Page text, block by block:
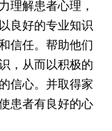
理解患者心理，
良好的专业知识
信任。帮助他们
，从而以积极的
信心。并取得家
患者有良好的心